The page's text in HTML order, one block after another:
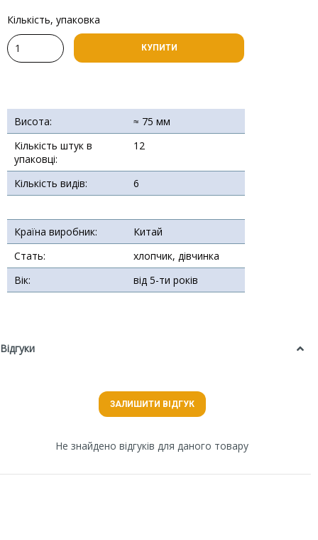
Кількість, упаковка
КУПИТИ
Висота:
≈ 75 мм
Кількість штук в
упаковці:
12
Кількість видів: 6
Країна виробник:
Китай
Стать:
хлопчик, дівчинка
Вік:
від 5-ти років
Відгуки
ЗАЛИШИТИ ВІДГУК
Не знайдено відгуків для даного товару